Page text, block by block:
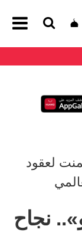
لعقود
نجاح